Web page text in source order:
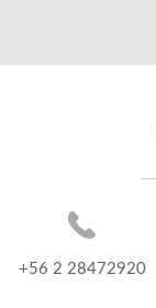
+56 2 28472920